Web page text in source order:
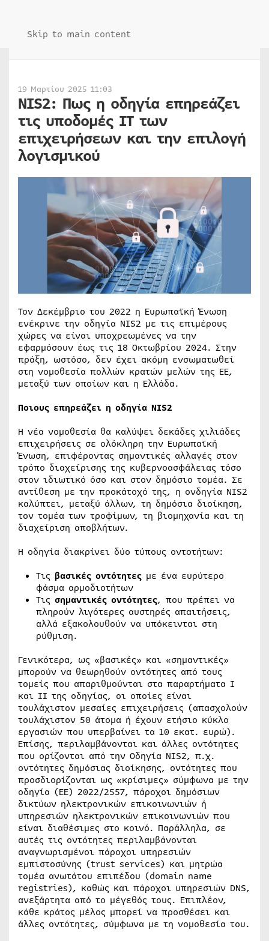
Skip to main content
19 Μαρτίου 2025 11:03
NIS2: Πως η οδηγία επηρεάζει
τις υποδομές IT των
επιχειρήσεων και την επιλογή
λογισμικού
Τον Δεκέμβριο του 2022 η Ευρωπαϊκή Ένωση
ενέκρινε την οδηγία NIS2 με τις επιμέρους
χώρες να είναι υποχρεωμένες να την
εφαρμόσουν έως τις 18 Οκτωβρίου 2024. Στην
πράξη, ωστόσο, δεν έχει ακόμη ενσωματωθεί
στη νομοθεσία πολλών κρατών μελών της ΕΕ,
μεταξύ των οποίων και η Ελλάδα.
Ποιους επηρεάζει η οδηγία NIS2
Η νέα νομοθεσία θα καλύψει δεκάδες χιλιάδες
επιχειρήσεις σε ολόκληρη την Ευρωπαϊκή
Ένωση, επιφέροντας σημαντικές αλλαγές στον
τρόπο διαχείρισης της κυβερνοασφάλειας τόσο
στον ιδιωτικό όσο και στον δημόσιο τομέα. Σε
αντίθεση με την προκάτοχό της, η ονδηγία NIS2
καλύπτει, μεταξύ άλλων, τη δημόσια διοίκηση,
τον τομέα των τροφίμων, τη βιομηχανία και τη
διαχείριση αποβλήτων.
Η οδηγία διακρίνει δύο τύπους οντοτήτων:
Τις βασικές οντότητες με ένα ευρύτερο
φάσμα αρμοδιοτήτων
Τις σημαντικές οντότητες, που πρέπει να
πληρούν λιγότερες αυστηρές απαιτήσεις,
αλλά εξακολουθούν να υπόκεινται στη
ρύθμιση.
Γενικότερα, ως «βασικές» και «σημαντικές»
μπορούν να θεωρηθούν οντότητες από τους
τομείς που απαριθμούνται στα παραρτήματα Ι
και ΙΙ της οδηγίας, οι οποίες είναι
τουλάχιστον μεσαίες επιχειρήσεις (απασχολούν
τουλάχιστον 50 άτομα ή έχουν ετήσιο κύκλο
εργασιών που υπερβαίνει τα 10 εκατ. ευρώ).
Επίσης, περιλαμβάνονται και άλλες οντότητες
που ορίζονται από την Οδηγία NIS2, π.χ.
οντότητες δημόσιας διοίκησης, οντότητες που
προσδιορίζονται ως «κρίσιμες» σύμφωνα με την
οδηγία (ΕΕ) 2022/2557, πάροχοι δημόσιων
δικτύων ηλεκτρονικών επικοινωνιών ή
υπηρεσιών ηλεκτρονικών επικοινωνιών που
είναι διαθέσιμες στο κοινό. Παράλληλα, σε
αυτές τις οντότητες περιλαμβάνονται
αναγνωρισμένοι πάροχοι υπηρεσιών
εμπιστοσύνης (trust services) και μητρώα
τομέα ανωτάτου επιπέδου (domain name
registries), καθώς και πάροχοι υπηρεσιών DNS,
ανεξάρτητα από το μέγεθός τους. Επιπλέον,
κάθε κράτος μέλος μπορεί να προσθέσει και
άλλες οντότητες, σύμφωνα με τη νομοθεσία του.